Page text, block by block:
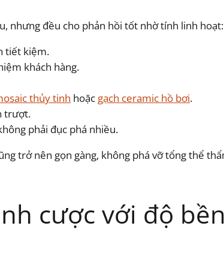
nhưng đều cho phản hồi tốt nhờ tính linh hoạt:
tiết kiệm.
khách hàng.
thủy tinh hoặc gạch ceramic hồ bơi.
trượt.
phải đục phá nhiều.
trở nên gọn gàng, không phá vỡ tổng thể
cược với độ